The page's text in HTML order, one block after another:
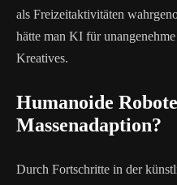
als Freizeitaktivitäten
hätte man KI für
Kreatives.
Humanoide
Massenadaption?
Durch Fortschritte in der